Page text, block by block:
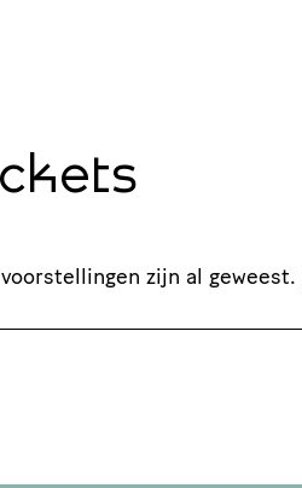
zijn al geweest.